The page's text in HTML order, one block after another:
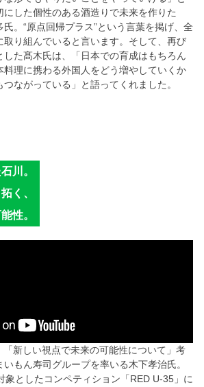
した個性のある酒造りで未来を作りた
。“原点回帰プラス”という言葉を掲げ、全
取り組んでいると言います。そして、再び
した髙木氏は、「日本での育成はもちろん
料理に携わる外国人をどう増やしていくか
ながっている」と語ってくれました。
川。
く、
性。
新しい視点で未来の可能性について」考
もん寿司グループを率いる木下孝治氏。
象としたコンペティション「RED U-35」に